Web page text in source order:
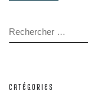
RECHERCHER
CATÉGORIES